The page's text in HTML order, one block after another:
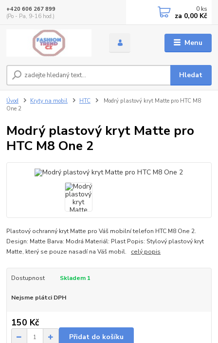
Menu
Hledat
+420 606 267 899
(Po - Pa, 9-16 hod.)
0 ks
za 0,00 Kč
Úvod Kryty na mobil HTC
Modrý plastový kryt Matte pro HTC M8
One 2
Modrý plastový kryt Matte pro
HTC M8 One 2
Plastový ochranný kryt Matte pro Váš mobilní telefon HTC M8 One 2.
Design: Matte Barva: Modrá Materiál: Plast Popis: Stylový plastový kryt
Matte, který se pouze nasadí na Váš mobil. celý popis
Dostupnost Skladem 1
Nejsme plátci DPH
150 Kč
Přidat do košíku